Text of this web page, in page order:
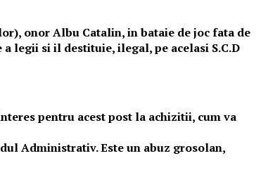
onor Albu Catalin, in bataie de joc fata de
legii si il destituie, ilegal, pe acelasi S.C.D
pentru acest post la achizitii, cum va
Administrativ. Este un abuz grosolan,